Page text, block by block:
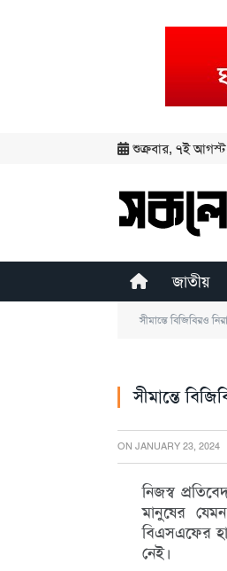
শুক্রবার, ৭ই আগস্ট,
জাতীয়
সীমান্তে বিজিবিরও
সীমান্তে
ON JANUARY 23, 2024
নিজস্ব
মানুষের
বিএসএফের
নেই।